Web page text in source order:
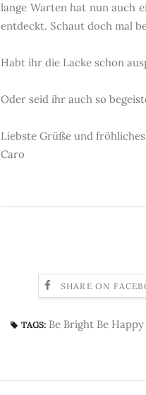
lange Warten hat nun auch
entdeckt. Schaut doch mal
Habt ihr die Lacke schon
Oder seid ihr auch so
Liebste Grüße und
Caro
SHARE ON
TAGS: Be Bright Be Happy